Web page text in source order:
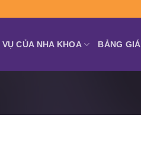
VỤ CỦA NHA KHOA BẢNG GIÁ